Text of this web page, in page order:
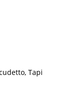
Tapi